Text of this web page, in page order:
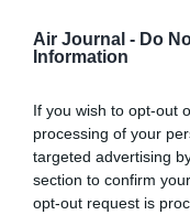
Air Journal - Do
Information
If you wish to opt-out
processing of your
targeted advertising
section to confirm
opt-out request is